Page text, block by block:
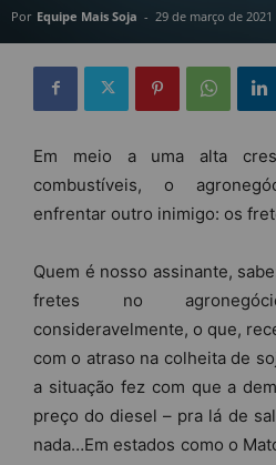
Por Equipe Mais Soja - 29 de março de 2021
Em meio a uma alta
combustíveis, o
enfrentar outro inimigo: os
Quem é nosso assinante,
fretes no
consideravelmente, o que,
com o atraso na colheita de
a situação fez com que a
preço do diesel – pra lá de
nada…Em estados como o